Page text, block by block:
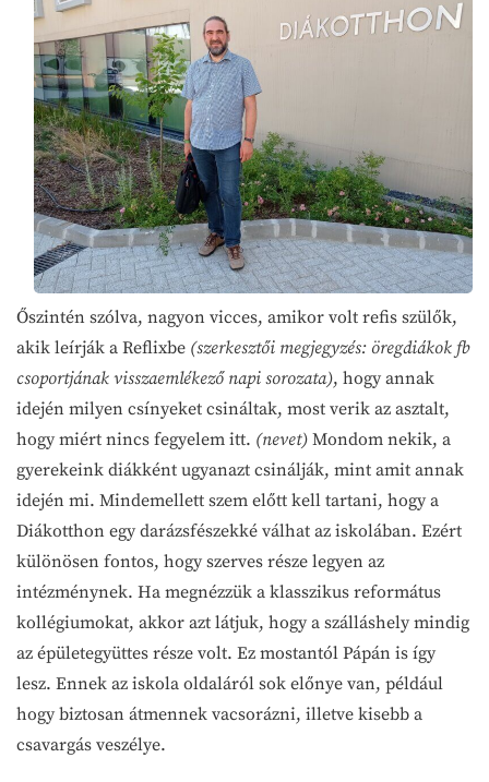
Őszintén szólva, nagyon vicces, amikor volt refis szülők,
akik leírják a Reflixbe (szerkesztői megjegyzés: öregdiákok fb
csoportjának visszaemlékező napi sorozata), hogy annak
idején milyen csínyeket csináltak, most verik az asztalt,
hogy miért nincs fegyelem itt. (nevet) Mondom nekik, a
gyerekeink diákként ugyanazt csinálják, mint amit annak
idején mi. Mindemellett szem előtt kell tartani, hogy a
Diákotthon egy darázsfészekké válhat az iskolában. Ezért
különösen fontos, hogy szerves része legyen az
intézménynek. Ha megnézzük a klasszikus református
kollégiumokat, akkor azt látjuk, hogy a szálláshely mindig
az épületegyüttes része volt. Ez mostantól Pápán is így
lesz. Ennek az iskola oldaláról sok előnye van, például
hogy biztosan átmennek vacsorázni, illetve kisebb a
csavargás veszélye.